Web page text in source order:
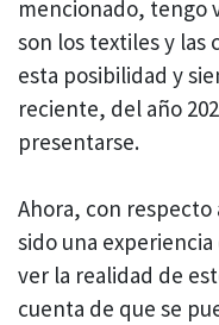
mencionado, tengo
son los textiles y las
esta posibilidad y
reciente, del año
presentarse.
Ahora, con respecto
sido una
ver la realidad de
cuenta de que se